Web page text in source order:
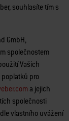
souhlasíte tím s
GmbH,
společnostem
Vašich
poplatků pro
a jejich
společnosti
vlastního uvážení